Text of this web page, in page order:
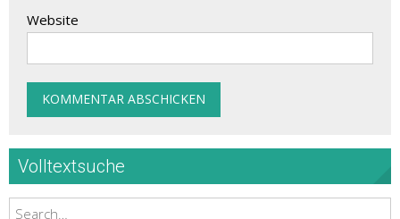
Website
Volltextsuche
Search